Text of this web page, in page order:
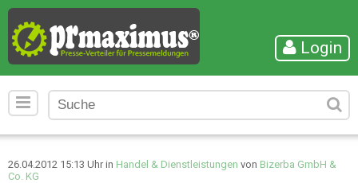
Login
26.04.2012 15:13 Uhr in Handel & Dienstleistungen von Bizerba GmbH &
Co. KG